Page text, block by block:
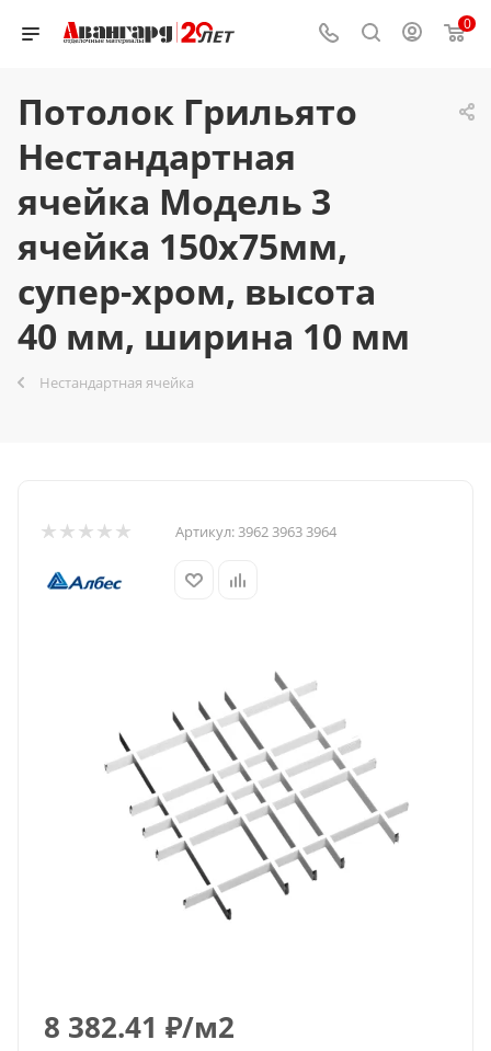
0
Потолок Грильято
Нестандартная
ячейка Модель 3
ячейка 150х75мм,
супер-хром, высота
40 мм, ширина 10 мм
Нестандартная ячейка
Артикул:3962 3963 3964
8 382.41 ₽/м2